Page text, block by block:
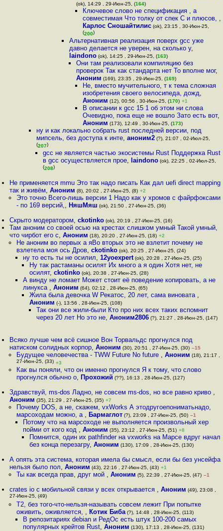
(ok), 14:29 , 29-Июн-25, (164)
Ключевое слово не спецификация , а
совместимая Что толку от спек С и плюсов, ,
Карлос Сношайтилис(ok), 23:15 , 30-Июн-25,
(200)
Альтернативная реализация поверх gcc уже
давно делается не уверен, на сколько у,
laindono (ok), 14:25 , 29-Июн-25, (163)
Они там реализовали компиляцию без
проверок Так как стандарта нет То вполне мог,
Аноним (169), 23:35 , 29-Июн-25, (169)
Не, вместо мучительного, т к тема сложная
изобретения своего велосипеда, дожд,
Аноним (12), 00:56 , 30-Июн-25, (170) +1
В описании к gcc 15 1 об этом ни слова
Очевидно, пока еще не вошло Зато есть вот,
Аноним (173), 12:49 , 30-Июн-25, (173)
ну и как локально собрать rust последней версии, под
мипсель, без доступа к инте, аноним2(?), 21:07 , 02-Июл-25,
(207)
gcc не является частью экосистемы Rust Поддержка Rust
в gcc осуществляется прое, laindono(ok), 22:25 , 02-Июл-25,
(208)
Не применяется mmu Это так надо писать Как дал uefi direct mapping
так и живём,Аноним (8), 20:02 , 27-Июн-25, (8) +2
Это точно Всего-лишь версии 1 Надо как у хромов с файрфоксами
- по 169 версий,, НяшМяш (ok), 21:50 , 27-Июн-25, (36)
Скрыто модератором,ckotinko (ok), 20:19 , 27-Июн-25, (16)
Там аноним со своей осью на крестах слишком умный Такой умный,
что чирбот его с,Аноним (18), 20:20 , 27-Июн-25, (18) +2
Не аноним во первых а яВо вторых это не взлетит почему не
взлетела моя ось Дров, ckotinko(ok), 20:25 , 27-Июн-25, (24)
ну то есть ты не осилил, 12yoexpert(ok), 20:28 , 27-Июн-25, (25)
Ну так растаманы осилят Их много а я один Хотя нет, не
осилят,ckotinko (ok), 20:38 , 27-Июн-25, (28)
А винду не ломает Может стоит её поведение копировать, а не
линукса , Аноним (64), 02:12 , 28-Июн-25, (65)
Жила была девочка W Рекатос, 20 лет, сама виновата ,
Аноним (-), 13:56 , 28-Июн-25, (108)
Так они все жили-были Кто про них всех таких вспомнит
через 20 лет Но это не, Аноним2806(?), 21:27 , 28-Июн-25, (147)
Всяко лучше чем всё сишное Вон Торвальдс прогнулся под
натиском солидных корпор,Аноним (30), 20:51 , 27-Июн-25, (30) –15
Будущее человечества - TWW Future No future , Аноним (18), 21:17 ,
27-Июн-25, (33) +3
Как вы поняли, что он именно прогнулся Я к тому, что слово
прогнулся обычно о, Прохожий (??), 16:13 , 28-Июн-25, (127)
Здравствуй, ms-dos Ладно, не совсем ms-dos, но все равно криво ,
Аноним (35), 21:29 , 27-Июн-25, (35) +7
Почему DOS, а не, скажем, vxWorks А этодругоепониматьнадо,
марсоходам можно, а , Бармаглот(?), 23:09 , 27-Июн-25, (50) –1
Потому что на марсоходе не выполняется произвольный хер
пойми от кого код , Аноним (35), 23:12 , 27-Июн-25, (51) +8
Помнится, один их pathfinder на vxworks на Марсе вдруг начал
без конца перезагру,Аноним (130), 17:09 , 28-Июн-25, (130)
А опять эта система, которая имела бы смысл, если бы без унсейфа
нельзя было пол,Аноним (43), 22:16 , 27-Июн-25, (43) +1
Ты как всегда прав, друг мой , Аноним (5), 22:39 , 27-Июн-25, (47) –1
crates io с мобильной связи у всех открывается ,Аноним (49), 23:08 ,
27-Июн-25, (49)
Т2, без того-что-нельзя-называть совсем лежит При попытке
оживить, оживляется, , Котик Биба(?), 14:48 , 28-Июн-25, (113)
В репозитариях debian и РедОс есть штук 100-200 самых
популярных крейтов Rust, Аноним (130), 17:13 , 28-Июн-25, (131)